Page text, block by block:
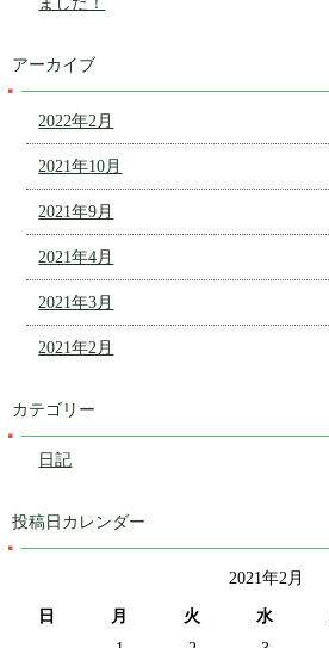
アーカイブ
2022年2月
2021年10月
2021年9月
2021年4月
2021年3月
2021年2月
カテゴリー
日記
投稿日カレンダー
2021年2月
日 月 火 水